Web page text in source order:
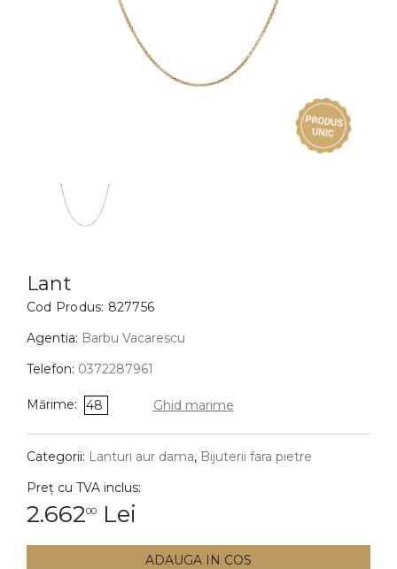
BIJUTERII COPII
Cercei
Bratari
Coliere
Lanturi
Pandantive
DIAMANTE Vezi toate
Cercei
Lant
Cod Produs: 827756
Agentia: Barbu Vacarescu
Telefon: 0372287961
Mărime: 48 Ghid marime
Categorii: Lanturi aur dama, Bijuterii fara pietre
Preț cu TVA inclus:
2.66200 Lei
ADAUGA IN COS